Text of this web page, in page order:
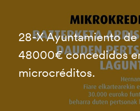
28-X Ayuntamiento de
48000€ concedidos
microcréditos.